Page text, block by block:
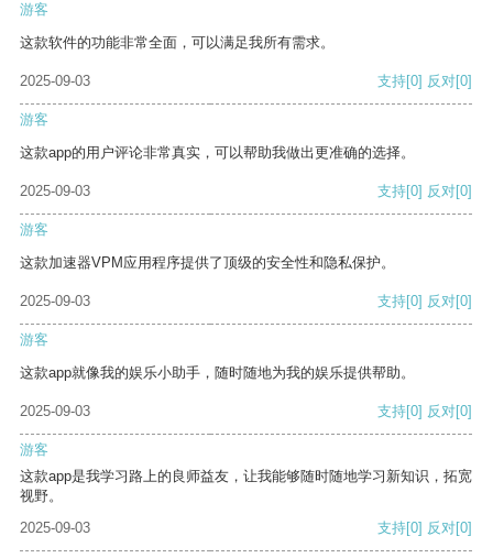
游客
这款软件的功能非常全面，可以满足我所有需求。
2025-09-03 支持[0] 反对[0]
游客
这款app的用户评论非常真实，可以帮助我做出更准确的选择。
2025-09-03 支持[0] 反对[0]
游客
这款加速器VPM应用程序提供了顶级的安全性和隐私保护。
2025-09-03 支持[0] 反对[0]
游客
这款app就像我的娱乐小助手，随时随地为我的娱乐提供帮助。
2025-09-03 支持[0] 反对[0]
游客
这款app是我学习路上的良师益友，让我能够随时随地学习新知识，拓宽
视野。
2025-09-03
支持[0] 反对[0]